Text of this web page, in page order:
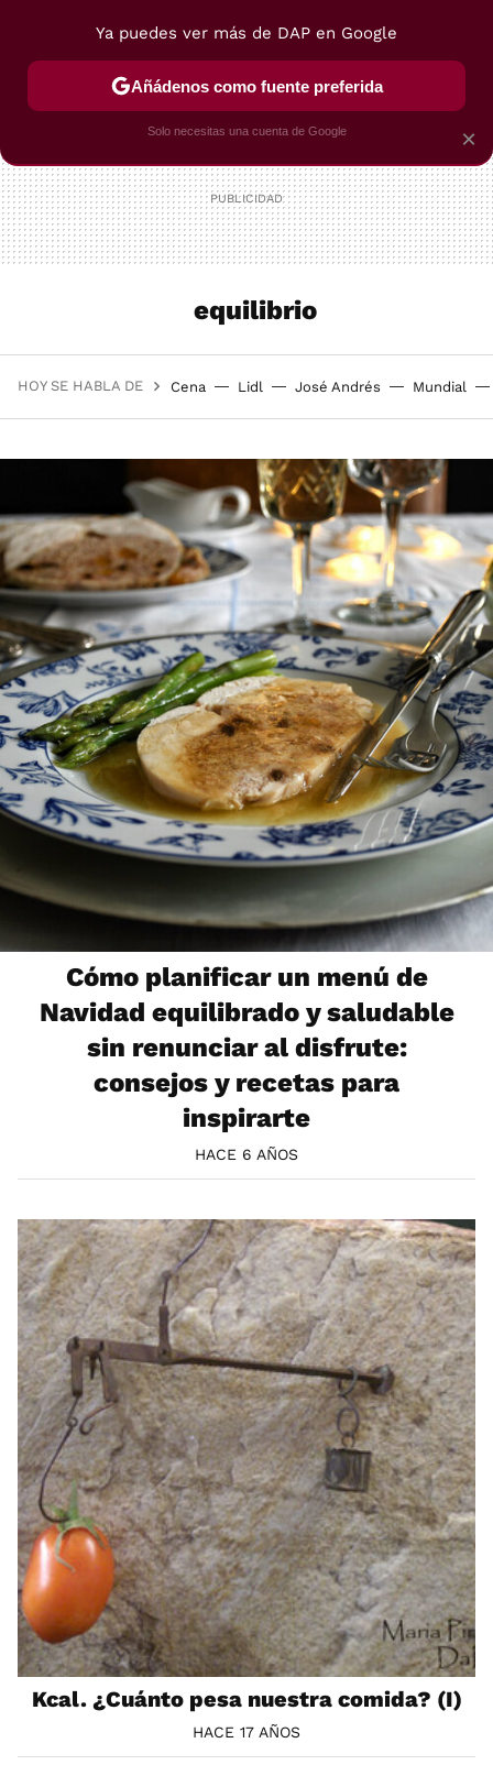
POSTRES VIAJES SELECCIÓN VEGUI
equilibrio
HOY SE HABLA DE Cena Lidl José Andrés Mundial
Cómo planificar un menú de
Navidad equilibrado y saludable
sin renunciar al disfrute:
consejos y recetas para
inspirarte
HACE 6 AÑOS
Kcal. ¿Cuánto pesa nuestra comida? (I)
HACE 17 AÑOS
×
Ya puedes ver más de DAP en Google
Añádenos como fuente preferida
Solo necesitas una cuenta de Google